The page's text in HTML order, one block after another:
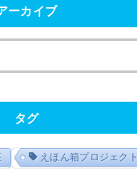
ーカイブ
タグ
えほん箱プロジェクト